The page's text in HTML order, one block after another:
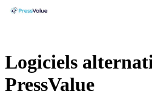
Logiciels
PressValue